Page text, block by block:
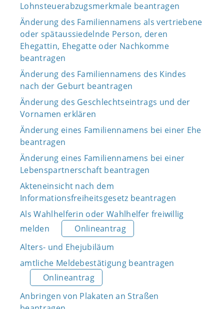
Lohnsteuerabzugsmerkmale beantragen
Änderung des Familiennamens als vertriebene
oder spätaussiedelnde Person, deren
Ehegattin, Ehegatte oder Nachkomme
beantragen
Änderung des Familiennamens des Kindes
nach der Geburt beantragen
Änderung des Geschlechtseintrags und der
Vornamen erklären
Änderung eines Familiennamens bei einer Ehe
beantragen
Änderung eines Familiennamens bei einer
Lebenspartnerschaft beantragen
Akteneinsicht nach dem
Informationsfreiheitsgesetz beantragen
Als Wahlhelferin oder Wahlhelfer freiwillig
melden
Onlineantrag
Alters- und Ehejubiläum
amtliche Meldebestätigung beantragen
Onlineantrag
Anbringen von Plakaten an Straßen